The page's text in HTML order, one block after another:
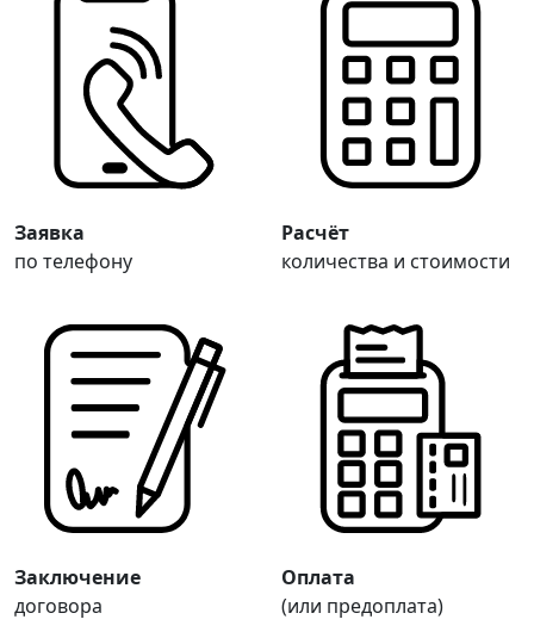
Заявка
по телефону
Расчёт
количества и стоимости
Заключение
договора
Оплата
(или предоплата)